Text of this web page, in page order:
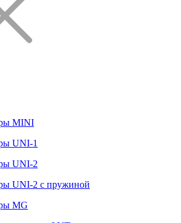
MINI
UNI-1
UNI-2
UNI-2 с пружиной
MG